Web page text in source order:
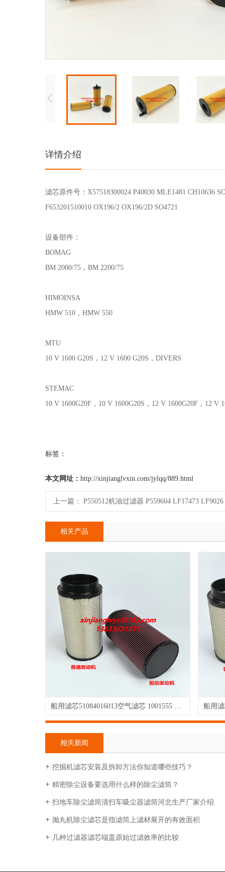
详情介绍
滤芯原件号：X57518300024 P40030 MLE1481 CH10636
F653201510010 OX196/2 OX196/2D SO4721
设备部件：
BOMAG
BM 2000/75，BM 2200/75
HIMOINSA
HMW 510，HMW 550
MTU
10 V 1600 G20S，12 V 1600 G20S，DIVERS
STEMAC
10 V 1600G20F，10 V 1600G20S，12 V 1600G20F，12 V
标签：
本文网址： http://xinjianglvxin.com/jylqq/889.html
上一篇： P550512机油过滤器 P559604 LF17473
相关产品
相关新闻
挖掘机滤芯安装及拆卸方法你知道哪些技巧？
精密除尘设备要选用什么样的除尘滤筒？
扫地车除尘滤筒清扫车吸尘器滤筒河北生产厂家介绍
抛丸机除尘滤芯是指滤筒上滤材展开的有效面积
几种过滤器滤芯端盖原始过滤效率的比较